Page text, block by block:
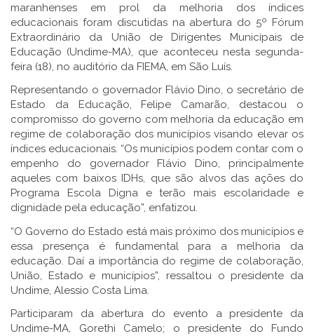
maranhenses em prol da melhoria dos índices
educacionais foram discutidas na abertura do 5º Fórum
Extraordinário da União de Dirigentes Municipais de
Educação (Undime-MA), que aconteceu nesta segunda-
feira (18), no auditório da FIEMA, em São Luís.
Representando o governador Flávio Dino, osecretário de
Estado da Educação, Felipe Camarão, destacou o
compromisso do governo com melhoria da educação em
regime de colaboração dos municípios visando elevar os
índices educacionais. “Os municípios podem contar com o
empenho do governador Flávio Dino, principalmente
aqueles com baixos IDHs, que são alvos das ações do
Programa Escola Digna e terão mais escolaridade e
dignidade pela educação”, enfatizou.
“O Governo do Estado está mais próximo dos municípios e
essa presença é fundamental para a melhoria da
educação. Daí a importância do regime de colaboração,
União, Estado e municípios”, ressaltou o presidente da
Undime, Alessio Costa Lima.
Participaram da abertura do evento a presidente da
Undime-MA, Gorethi Camelo; o presidente do Fundo